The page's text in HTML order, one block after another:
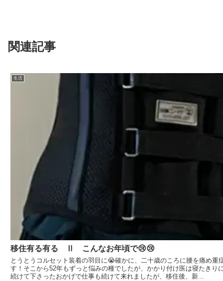
関連記事
生活
移住有る有る Ⅱ こんなお年頃で😢😢
とうとうコルセット装着の羽目に😭確かに、二十歳のころに腰を痛め重
す！そこから52年もずっと悩みの種でしたが、かかり付け医は寝たきり
続けて下さったおかげで仕事も続けて来れましたが、移住後、新...